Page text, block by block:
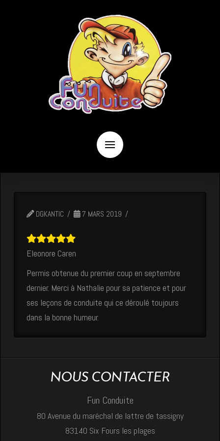
DGKANTIC 7 MARS 2019
Eleonore Caren
Permis obtenue du premier coup en septembre
dernier. Merci à Nathalie pour sa patience et pour
ses leçons de conduite qui ce déroulé toujours
dans la bonne humeur.
NOUS CONTACTER
Fun Conduite
80 Avenue du maréchal de lattre de tassigny
83140 Six Fours les plages